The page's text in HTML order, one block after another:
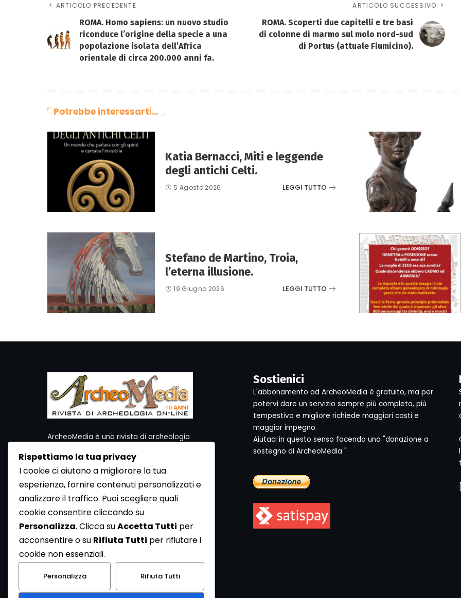
ARTICOLO PRECEDENTE
ROMA. Homo sapiens: un nuovo studio
riconduce l’origine della specie a una
popolazione isolata dell’Africa
orientale di circa 200.000 anni fa.
ARTICOLO SUCCESSIVO
ROMA. Scoperti due capitelli e tre basi
di colonne di marmo sul molo nord-sud
di Portus (attuale Fiumicino).
Potrebbe interessarti…
Katia Bernacci, Miti e leggende
degli antichi Celti.
5 Agosto 2026 LEGGI TUTTO
Stefano de Martino, Troia,
l’eterna illusione.
19 Giugno 2026 LEGGI TUTTO
ArcheoMedia è una rivista di archeologia
Per contattare la Redazione potete utilizzare i
seguenti recapiti:
Redazione ArcheoMedia c/o Mediares S.c.
Via Gioberti 80/D - 10128 Torino
Tel 011.5806363 - Fax 011.5808561
http://www.mediares.to.it
http://www.didatticatorino.it
Sostienici
L'abbonamento ad ArcheoMedia è gratuito, ma per
potervi dare un servizio sempre più completo, più
tempestivo e migliore richiede maggiori costi e
maggior impegno.
Aiutaci in questo senso facendo una "donazione a
sostegno di ArcheoMedia "
[
Rispettiamo la tua privacy
I cookie ci aiutano a migliorare la tua
esperienza, fornire contenuti personalizzati e
analizzare il traffico. Puoi scegliere quali
cookie consentire cliccando su
Personalizza. Clicca suAccetta Tutti per
acconsentire o su Rifiuta Tutti per rifiutare i
cookie non essenziali.
Personalizza Rifiuta Tutti